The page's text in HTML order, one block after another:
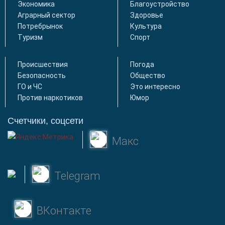
Экономика
Аграрный сектор
Потребрынок
Туризм
Благоустройство
Здоровье
Культура
Спорт
Происшествия
Безопасность
ГО и ЧС
Против наркотиков
Погода
Общество
Это интересно
Юмор
Счетчики, соцсети
Макс
Telegram
ВКонтакте